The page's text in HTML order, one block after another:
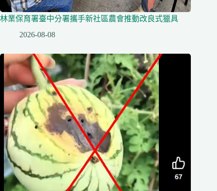
林業保育署臺中分署攜手新社區農會推動改良式獵具
2026-08-08